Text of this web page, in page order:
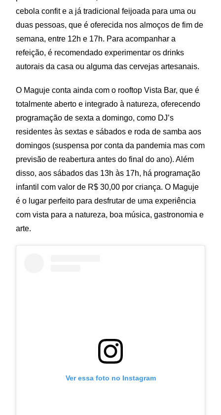
cebola confit e a já tradicional feijoada para uma ou
duas pessoas, que é oferecida nos almoços de fim de
semana, entre 12h e 17h. Para acompanhar a
refeição, é recomendado experimentar os drinks
autorais da casa ou alguma das cervejas artesanais.
O Maguje conta ainda com o rooftop Vista Bar, que é
totalmente aberto e integrado à natureza, oferecendo
programação de sexta a domingo, como DJ’s
residentes às sextas e sábados e roda de samba aos
domingos (suspensa por conta da pandemia mas com
previsão de reabertura antes do final do ano). Além
disso, aos sábados das 13h às 17h, há programação
infantil com valor de R$ 30,00 por criança. O Maguje
é o lugar perfeito para desfrutar de uma experiência
com vista para a natureza, boa música, gastronomia e
arte.
Ver essa foto no Instagram